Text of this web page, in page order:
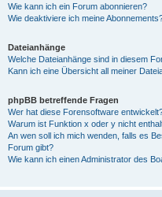
Wie kann ich ein Forum abonnieren?
Wie deaktiviere ich meine
Dateianhänge
Welche Dateianhänge sind in diesem
Kann ich eine Übersicht all meiner
phpBB betreffende Fragen
Wer hat diese Forensoftware
Warum ist Funktion x oder y nicht
An wen soll ich mich wenden, falls es
Forum gibt?
Wie kann ich einen Administrator des